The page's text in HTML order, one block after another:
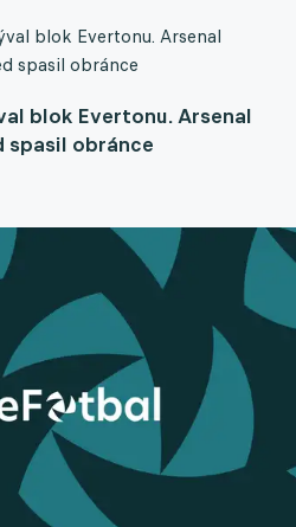
blok Evertonu. Arsenal
spasil obránce
blok Evertonu. Arsenal
spasil obránce